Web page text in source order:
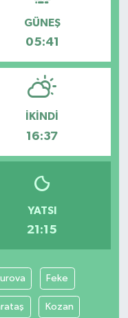
GÜNEŞ
05:41
İKINDI
16:37
YATSI
21:15
Feke
Kozan